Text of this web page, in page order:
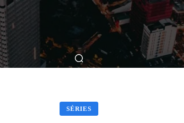
Breve Nos Cinemas Matérias Nos Cinemas
SÉRIES